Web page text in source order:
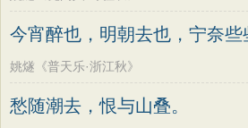
今宵醉也，明朝去也，宁奈些
姚燧《普天乐·浙江秋》
愁随潮去，恨与山叠。